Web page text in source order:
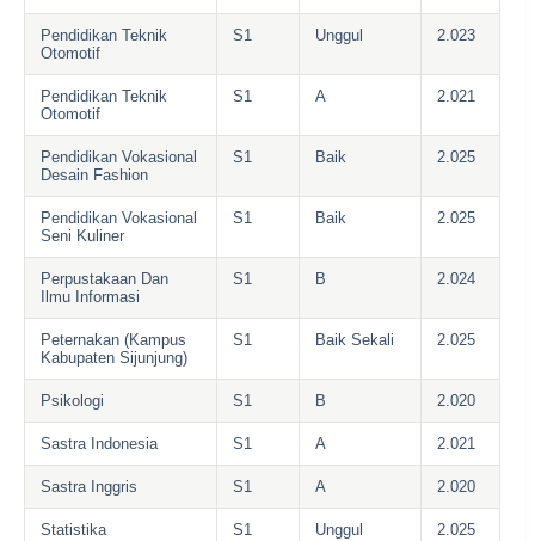
Pendidikan Teknik
Otomotif
S1 Unggul 2.023
Pendidikan Teknik
Otomotif
S1 A 2.021
Pendidikan Vokasional
Desain Fashion
S1 Baik 2.025
Pendidikan Vokasional
Seni Kuliner
S1 Baik 2.025
Perpustakaan Dan
Ilmu Informasi
S1 B 2.024
Peternakan (Kampus
Kabupaten Sijunjung)
S1 Baik Sekali 2.025
Psikologi S1 B 2.020
Sastra Indonesia S1 A 2.021
Sastra Inggris S1 A 2.020
Statistika S1 Unggul 2.025